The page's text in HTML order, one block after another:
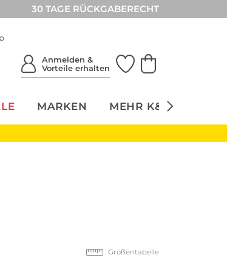
30 TAGE RÜCKGABERECHT
Anmelden &
Vorteile erhalten
MARKEN MEHR K&Ö
Größentabelle